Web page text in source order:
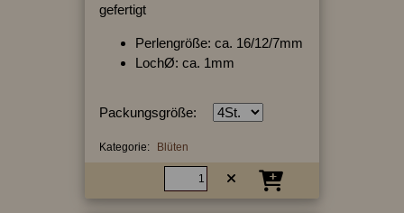
gefertigt
Perlengröße: ca. 16/12/7mm
LochØ: ca. 1mm
Packungsgröße:
Kategorie: Blüten